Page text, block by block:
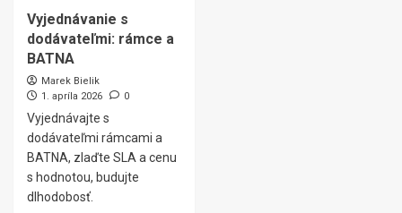
Vyjednávanie s
dodávateľmi: rámce a
BATNA
Marek Bielik
1. apríla 2026
0
Vyjednávajte s
dodávateľmi rámcami a
BATNA, zlaďte SLA a cenu
s hodnotou, budujte
dlhodobosť.